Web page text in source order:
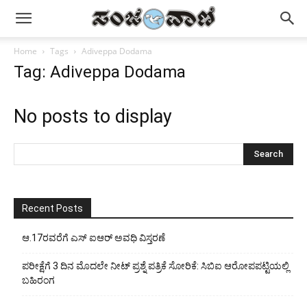
Home Tags Adiveppa Dodama
Tag: Adiveppa Dodama
No posts to display
Recent Posts
ಆ.17ರವರೆಗೆ ಎಸ್ ಐಆರ್ ಅವಧಿ ವಿಸ್ತರಣೆ
ಪರೀಕ್ಷೆಗೆ 3 ದಿನ ಮೊದಲೇ ನೀಟ್ ಪ್ರಶ್ನೆ ಪತ್ರಿಕೆ ಸೋರಿಕೆ: ಸಿಬಿಐ ಆರೋಪಪಟ್ಟಿಯಲ್ಲಿ
ಬಹಿರಂಗ